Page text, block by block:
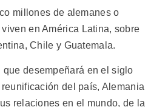
millones de alemanes o
en América Latina, sobre
Chile y Guatemala.
que desempeñará en el siglo
del país, Alemania
relaciones en el mundo, de la